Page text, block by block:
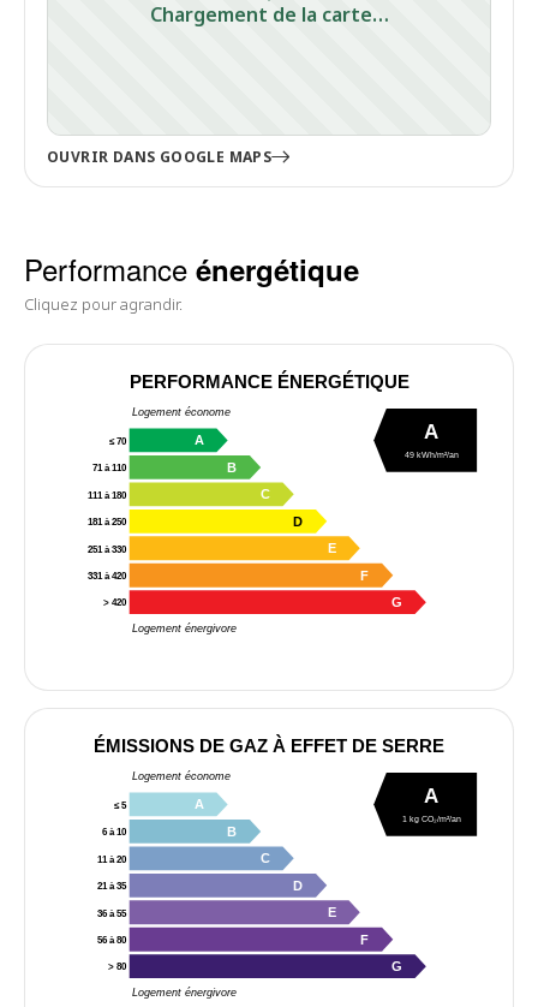
Chargement de la carte…
OUVRIR DANS GOOGLE MAPS
Performance énergétique
Cliquez pour agrandir.
PERFORMANCE ÉNERGÉTIQUE
Logement économe
Logement énergivore
≤ 70 A
71 à 110 B
111 à 180 C
181 à 250 D
251 à 330 E
331 à 420 F
> 420 G
A
49 kWh/m²/an
ÉMISSIONS DE GAZ À EFFET DE SERRE
Logement économe
Logement énergivore
≤ 5 A
6 à 10 B
11 à 20 C
21 à 35 D
36 à 55 E
56 à 80 F
> 80 G
A
1 kg CO₂/m²/an